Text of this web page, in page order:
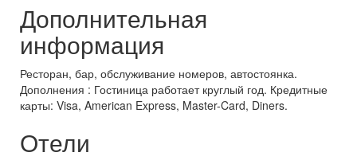
Дополнительная
информация
Ресторан, бар, обслуживание номеров, автостоянка.
Дополнения : Гостиница работает круглый год. Кредитные
карты: Visa, American Express, Master-Card, Diners.
Отели